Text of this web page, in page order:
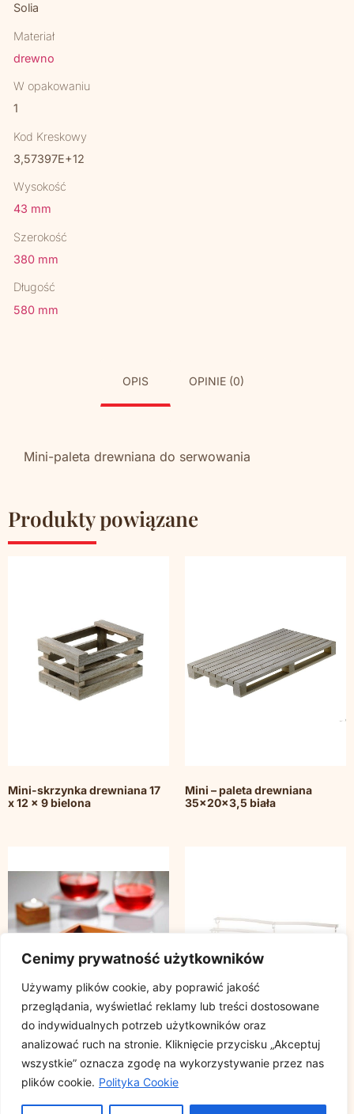
Cenimy prywatność użytkowników
Używamy plików cookie, aby poprawić jakość
przeglądania, wyświetlać reklamy lub treści dostosowane
do indywidualnych potrzeb użytkowników oraz
analizować ruch na stronie. Kliknięcie przycisku „Akceptuj
wszystkie” oznacza zgodę na wykorzystywanie przez nas
plików cookie. Polityka Cookie
Solia
Materiał
drewno
W opakowaniu
1
Kod Kreskowy
3,57397E+12
Wysokość
43 mm
Szerokość
380 mm
Długość
580 mm
OPIS OPINIE (0)
Mini-paleta drewniana do serwowania
Produkty powiązane
Mini-skrzynka drewniana 17
x 12 x 9 bielona
Mini – paleta drewniana
35x20x3,5 biała
Dyspenser do serwetek
bambus naturalny
13,5×13,5×10 cm
72x37x31cm